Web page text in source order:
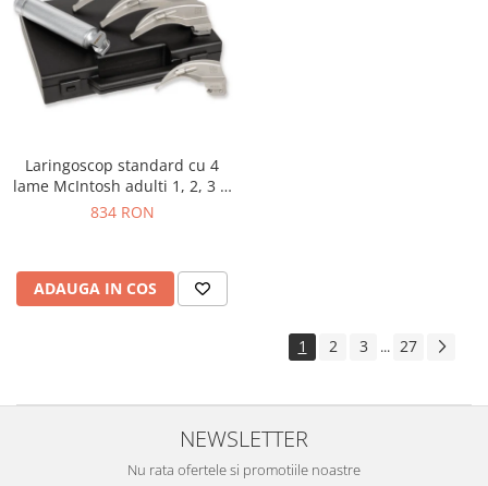
Laringoscop standard cu 4
lame McIntosh adulti 1, 2, 3 si
4
834 RON
ADAUGA IN COS
1 2 3 ... 27
NEWSLETTER
Nu rata ofertele si promotiile noastre